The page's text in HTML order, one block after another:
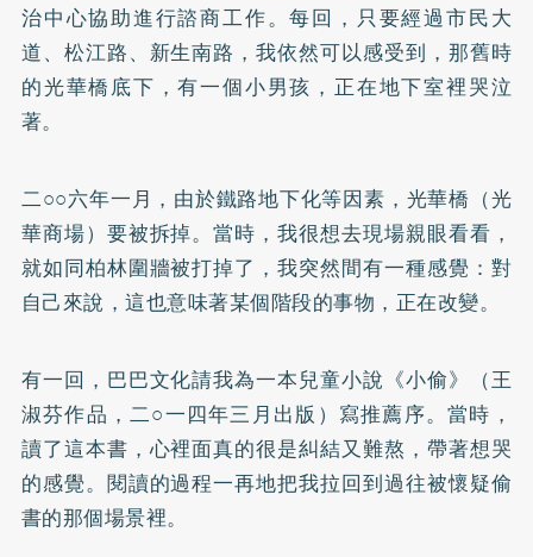
治中心協助進行諮商工作。每回，只要經過市民大
道、松江路、新生南路，我依然可以感受到，那舊時
的光華橋底下，有一個小男孩，正在地下室裡哭泣
著。
二○○六年一月，由於鐵路地下化等因素，光華橋（光
華商場）要被拆掉。當時，我很想去現場親眼看看，
就如同柏林圍牆被打掉了，我突然間有一種感覺：對
自己來說，這也意味著某個階段的事物，正在改變。
有一回，巴巴文化請我為一本兒童小說《小偷》（王
淑芬作品，二○一四年三月出版）寫推薦序。當時，
讀了這本書，心裡面真的很是糾結又難熬，帶著想哭
的感覺。閱讀的過程一再地把我拉回到過往被懷疑偷
書的那個場景裡。